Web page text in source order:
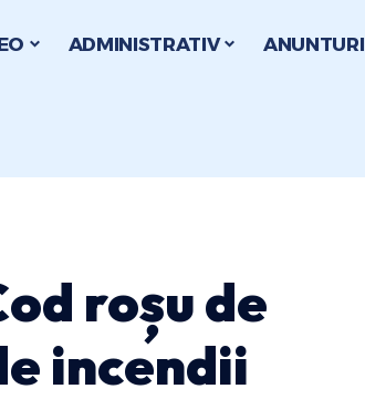
ADMINISTRATIV ANUNTURI
roșu de
incendii